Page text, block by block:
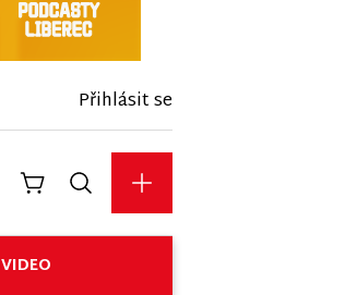
Přihlásit se
VIDEO